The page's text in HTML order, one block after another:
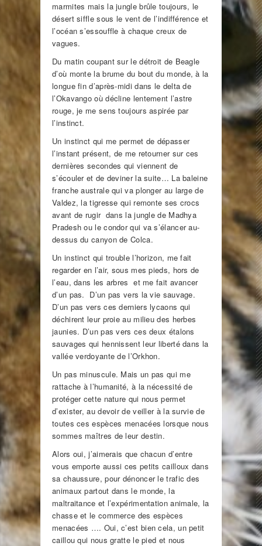
marmites mais la jungle brûle toujours, le
désert siffle sous le vent de l’indifférence et
l’océan s’essouffle à chaque creux de
vagues.
Du matin coupant sur le détroit de Beagle
d’où monte la brume du bout du monde, à la
longue fin d’après-midi dans le delta de
l’Okavango où décline lentement l’astre
rouge, je me sens toujours aspirée par
l’instinct.
Un instinct qui me permet de dépasser
l’instant présent, de me retourner sur ces
dernières secondes qui viennent de
s’écouler et de deviner la suite… La baleine
franche australe qui va plonger au large de
Valdez, la tigresse qui remonte ses crocs
avant de rugir dans la jungle de Madhya
Pradesh ou le condor qui va s’élancer au-
dessus du canyon de Colca.
Un instinct qui trouble l’horizon, me fait
regarder en l’air, sous mes pieds, hors de
l’eau, dans les arbres et me fait avancer
d’un pas. D’un pas vers la vie sauvage.
D’un pas vers ces derniers lycaons qui
déchirent leur proie au milieu des herbes
jaunies. D’un pas vers ces deux étalons
sauvages qui hennissent leur liberté dans la
vallée verdoyante de l’Orkhon.
Un pas minuscule. Mais un pas qui me
rattache à l’humanité, à la nécessité de
protéger cette nature qui nous permet
d’exister, au devoir de veiller à la survie de
toutes ces espèces menacées lorsque nous
sommes maîtres de leur destin.
Alors oui, j’aimerais que chacun d’entre
vous emporte aussi ces petits cailloux dans
sa chaussure, pour dénoncer le trafic des
animaux partout dans le monde, la
maltraitance et l’expérimentation animale, la
chasse et le commerce des espèces
menacées …. Oui, c’est bien cela, un petit
caillou qui nous gratte le pied et nous